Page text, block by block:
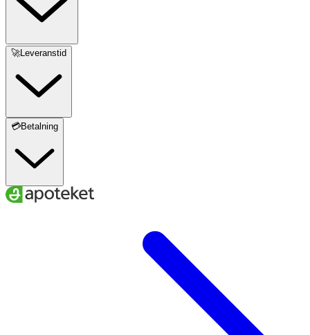
- 1x Cutting Board Plus (skärbräda/sil)
Tål maskindisk. Förvaras torrt när den inte används.
🚀Leveranstid
💳Betalning